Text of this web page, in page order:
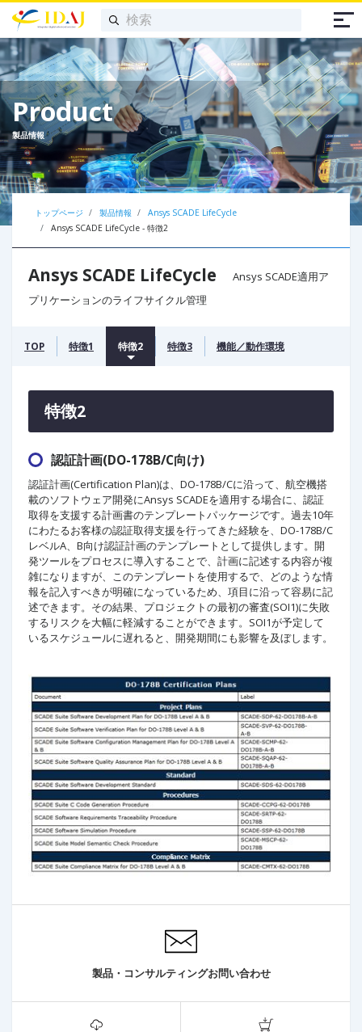
Product
製品情報
トップページ 製品情報
Ansys SCADE LifeCycle
Ansys SCADE LifeCycle - 特徴2
Ansys SCADE LifeCycle
Ansys SCADE適用ア
プリケーションのライフサイクル管理
TOP 特徴1 特徴2 特徴3 機能／動作環境
特徴2
認証計画(DO-178B/C向け)
認証計画(Certification Plan)は、DO-178B/Cに沿って、航空機搭
載のソフトウェア開発にAnsys SCADEを適用する場合に、認証
取得を支援する計画書のテンプレートパッケージです。過去10年
にわたるお客様の認証取得支援を行ってきた経験を、DO-178B/C
レベルA、B向け認証計画のテンプレートとして提供します。開
発ツールをプロセスに導入することで、計画に記述する内容が複
雑になりますが、このテンプレートを使用するで、どのような情
報を記入すべきが明確になっているため、項目に沿って容易に記
述できます。その結果、プロジェクトの最初の審査(SOI1)に失敗
するリスクを大幅に軽減することができます。SOI1が予定して
いるスケジュールに遅れると、開発期間にも影響を及ぼします。
製品・コンサルティングお問い合わせ